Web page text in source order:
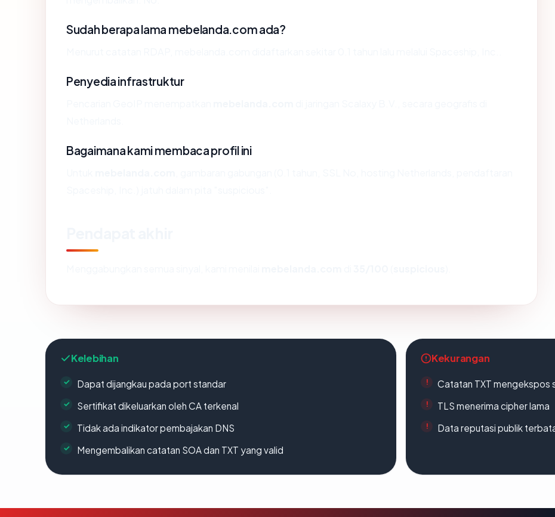
Sudah berapa lama mebelanda.com ada?
Penyedia infrastruktur
Bagaimana kami membaca profil ini
Kelebihan
Dapat dijangkau pada port standar
Sertifikat dikeluarkan oleh CA terkenal
Tidak ada indikator pembajakan DNS
Mengembalikan catatan SOA dan TXT yang valid
Kekurangan
Catatan TXT mengekspos
TLS menerima cipher lama
Data reputasi publik